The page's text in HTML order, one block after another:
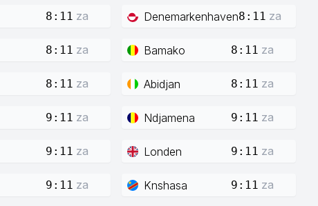
8:11 za Denemarkenhaven8:11 za
8:11 za Bamako 8:11 za
8:11 za Abidjan 8:11 za
9:11 za Ndjamena 9:11 za
9:11 za Londen 9:11 za
9:11 za Knshasa 9:11 za